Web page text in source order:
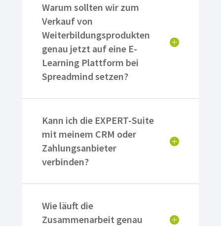
Warum sollten wir zum
Verkauf von
Weiterbildungsprodukten
genau jetzt auf eine E-
Learning Plattform bei
Spreadmind setzen?
Kann ich die EXPERT-Suite
mit meinem CRM oder
Zahlungsanbieter
verbinden?
Wie läuft die
Zusammenarbeit genau